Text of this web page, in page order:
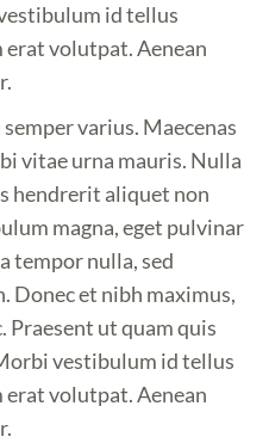
id tellus
volutpat. Aenean
varius. Maecenas
vitae urna mauris. Nulla
hendrerit aliquet non
magna, eget pulvinar
tempor nulla, sed
Donec et nibh maximus,
Praesent ut quam quis
vestibulum id tellus
volutpat. Aenean